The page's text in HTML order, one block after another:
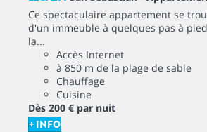
Ce spectaculaire appartement se
d'un immeuble à quelques pas à
la...
Accès Internet
à 850 m de la plage de sable
Chauffage
Cuisine
Dès 200 € par nuit
+ INFO